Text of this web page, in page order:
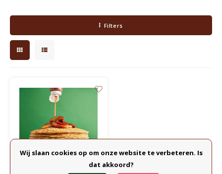
Gin
Ontbijt en Lunch
Happy stuff
Filters
Wij slaan cookies op om onze website te verbeteren. Is
dat akkoord?